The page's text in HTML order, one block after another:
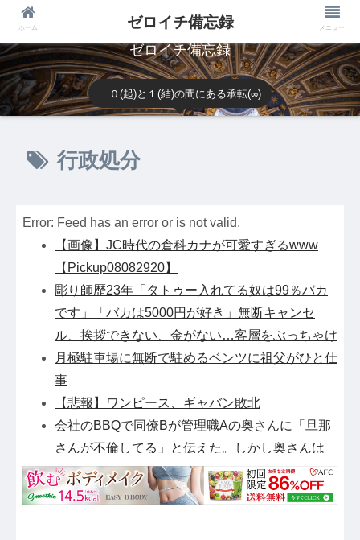
ゼロイチ備忘録
０(起)と１(結)の間にある承転(∞)
行政処分
Error: Feed has an error or is not valid.
【画像】JC時代の倉科カナが可愛すぎるwww
【Pickup08082920】
彫り師歴23年「タトゥー入れてる奴は99％バカ
です」「バカは5000円が好き」無断キャンセ
ル、挨拶できない、金がない…客層をぶっちゃけ
月極駐車場に無断で駐めるベンツに祖父がひと仕
事
【悲報】ワンピース、ギャバン敗北
会社のBBQで同僚Bが管理職Aの奥さんに「旦那
さんが不倫してる」と伝えた。しかし奥さんは
「そのような事を言い出す貴方の神経を疑いま
す」と…
ホーム ゼロイチ備忘録 メニュー